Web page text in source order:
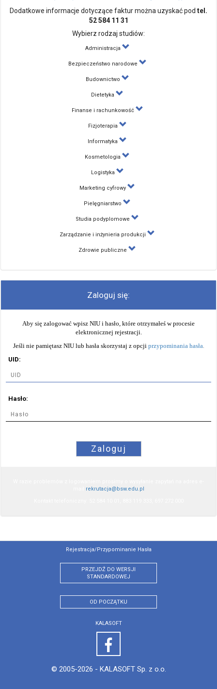
Dodatkowe informacje dotyczące faktur można uzyskać pod tel.
52 584 11 31
Wybierz rodzaj studiów:
Administracja
Bezpieczeństwo narodowe
Budownictwo
Dietetyka
Finanse i rachunkowość
Fizjoterapia
Informatyka
Kosmetologia
Logistyka
Marketing cyfrowy
Pielęgniarstwo
Studia podyplomowe
Zarządzanie i inżynieria produkcji
Zdrowie publiczne
Zaloguj się:
Aby się zalogować wpisz NIU i hasło, które otrzymałeś w procesie
elektronicznej rejestracji.
Jeśli nie pamiętasz NIU lub hasła skorzystaj z opcji przypominania hasła.
UID:
Hasło:
Zaloguj
rekrutacja@bsw.edu.pl
Rejestracja/przypominanie Hasła
PRZEJDŹ DO WERSJI
STANDARDOWEJ
OD POCZĄTKU
KALASOFT
© 2005-2026 - KALASOFT Sp. z o.o.